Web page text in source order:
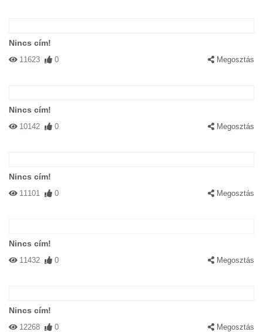
Nincs cím!
11623 0 Megosztás
Nincs cím!
10142 0 Megosztás
Nincs cím!
11101 0 Megosztás
Nincs cím!
11432 0 Megosztás
Nincs cím!
12268 0 Megosztás